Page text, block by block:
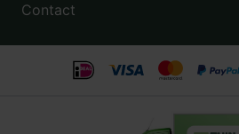
Contact